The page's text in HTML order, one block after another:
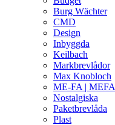
Burg Wächter
CMD
Design
Inbyggda
Keilbach
Markbrevlådor
Max Knobloch
ME-FA | MEFA
Nostalgiska
Paketbrevlåda
Plast